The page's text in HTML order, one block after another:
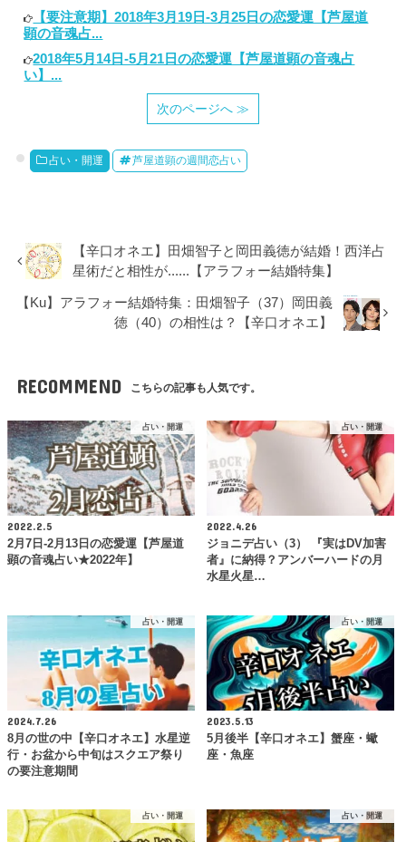
【要注意期】2018年3月19日-3月25日の恋愛運【芦屋道
顕の音魂占...
2018年5月14日-5月21日の恋愛運【芦屋道顕の音魂占
い】...
次のページへ ≫
占い・開運 芦屋道顕の週間恋占い
【辛口オネエ】田畑智子と岡田義徳が結婚！西洋占
星術だと相性が......【アラフォー結婚特集】
【Ku】アラフォー結婚特集：田畑智子（37）岡田義
徳（40）の相性は？【辛口オネエ】
RECOMMEND こちらの記事も人気です。
占い・開運
2022.2.5
2月7日-2月13日の恋愛運【芦屋道
顕の音魂占い★2022年】
占い・開運
2022.4.26
ジョニデ占い（3） 『実はDV加害
者』に納得？アンバーハードの月
水星火星…
占い・開運
2024.7.26
8月の世の中【辛口オネエ】水星逆
行・お盆から中旬はスクエア祭り
の要注意期間
占い・開運
2023.5.13
5月後半【辛口オネエ】蟹座・蠍
座・魚座
占い・開運 占い・開運